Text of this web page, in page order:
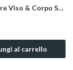
Spray Solare Viso & Corpo SPF 50+ Family Size...
al carrello